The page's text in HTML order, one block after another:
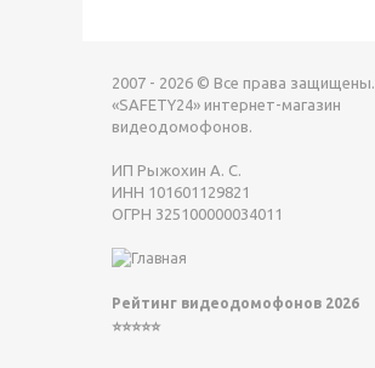
2007 - 2026 © Все права защищены.
«SAFETY24» интернет-магазин
видеодомофонов.
ИП Рыжохин А. С.
ИНН 101601129821
ОГРН 325100000034011
Рейтинг видеодомофонов 2026
⭐⭐⭐⭐⭐